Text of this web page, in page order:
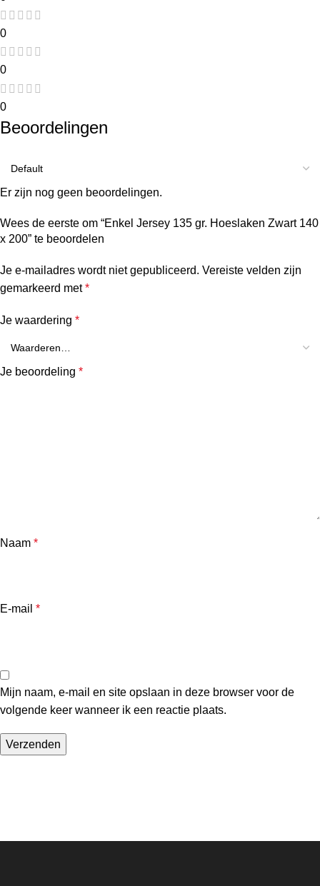
0
0
0
Beoordelingen
Er zijn nog geen beoordelingen.
Wees de eerste om “Enkel Jersey 135 gr. Hoeslaken Zwart 140
x 200” te beoordelen
Je e-mailadres wordt niet gepubliceerd. Vereiste velden zijn
gemarkeerd met*
Je waardering *
Je beoordeling *
Naam *
E-mail *
Mijn naam, e-mail en site opslaan in deze browser voor de
volgende keer wanneer ik een reactie plaats.